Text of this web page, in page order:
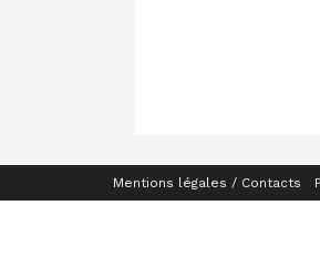
Mentions légales / Contacts